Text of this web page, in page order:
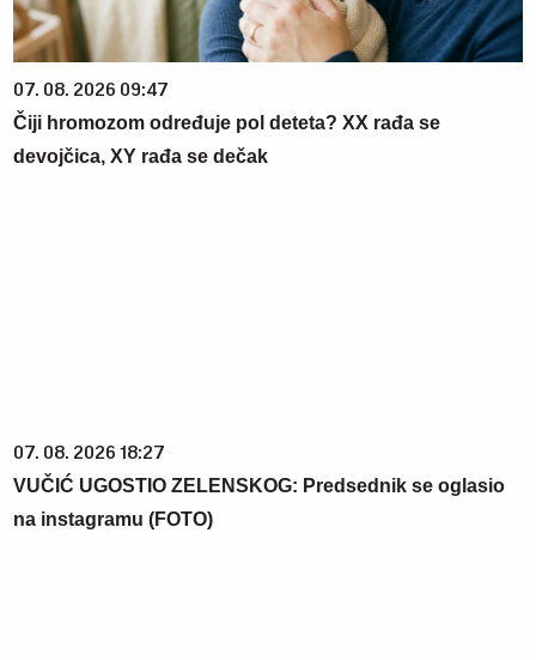
07. 08. 2026 09:47
Čiji hromozom određuje pol deteta? XX rađa se
devojčica, XY rađa se dečak
07. 08. 2026 18:27
VUČIĆ UGOSTIO ZELENSKOG: Predsednik se oglasio
na instagramu (FOTO)